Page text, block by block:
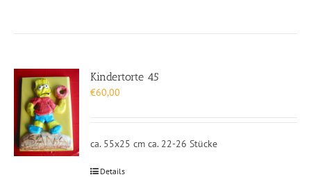
Kindertorte 45
€60,00
ca. 55x25 cm ca. 22-26 Stücke
Details